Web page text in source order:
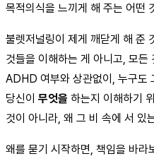
목적의식을 느끼게 해 주는 어떤
불렛저널링이 제게 깨닫게 해 준
것들을 이해하는 게 아니고, 모든
ADHD 여부와 상관없이, 누구도
당신이 무엇을 하는지 이해하기
것이 아니라, 왜 그 비 속에 서 있
왜를 묻기 시작하면, 책임을 바라